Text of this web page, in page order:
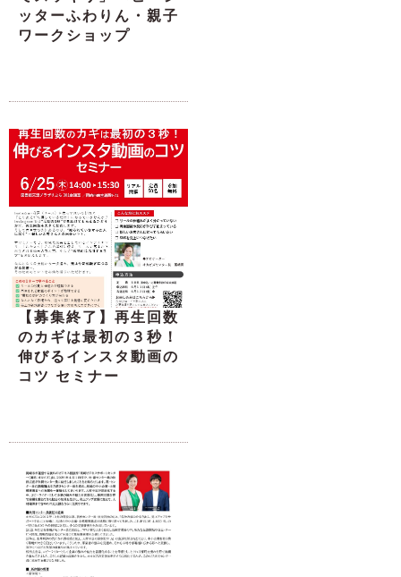
ッターふわりん・親子
ワークショップ
【募集終了】再生回数
のカギは最初の３秒！
伸びるインスタ動画の
コツ セミナー